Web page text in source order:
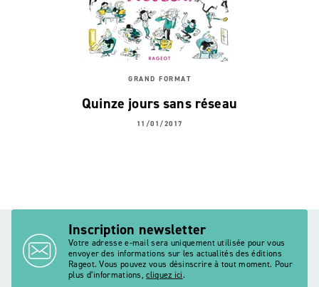
GRAND FORMAT
Quinze jours sans réseau
11/01/2017
Inscription newsletter
Votre adresse e-mail sera uniquement utilisée pour vous
envoyer des informations sur les actualités des éditions
Rageot. Vous pouvez vous désinscrire à tout moment. Pour
plus d’informations,cliquez ici.